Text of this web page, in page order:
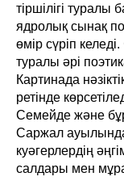
тіршілігі
ядролық сынақ
өмір сүріп
туралы әрі
Картинада
ретінде
Семейде және
Саржал ауылында
куәгерлердің
салдары мен